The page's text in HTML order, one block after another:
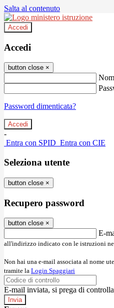
Salta al contenuto
Accedi
Accedi
button close ×
Password dimenticata?
-
Entra con SPID Entra con CIE
Seleziona utente
button close ×
Recupero password
button close ×
E-
all'indirizzo indicato con le istruzioni
Non hai una e-mail associata al nome
tramite la Login Spaggiari
E-mail inviata, si prega di